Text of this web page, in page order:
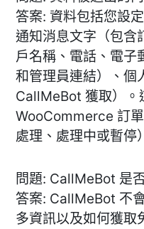
答案: 資料包括您設
通知消息文字（包含
戶名稱、電話、電子
和管理員連結）、個
CallMeBot 獲取）。
WooCommerce 訂
處理、處理中或暫停
問題: CallMeBot 是
答案: CallMeBot 不
多資訊以及如何獲取